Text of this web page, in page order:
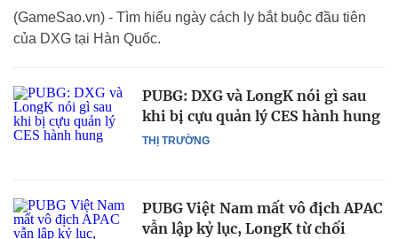
(GameSao.vn) - Tìm hiểu ngày cách ly bắt buộc đầu tiên
của DXG tại Hàn Quốc.
THỊ TRƯỜNG
PUBG: DXG và LongK nói gì sau
khi bị cựu quản lý CES hành hung
PUBG Việt Nam mất vô địch APAC
vẫn lập kỷ lục, LongK từ chối